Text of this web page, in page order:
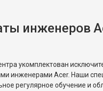
инженеров
укомплектован
инженерами Acer. Наши
регулярное обучение и